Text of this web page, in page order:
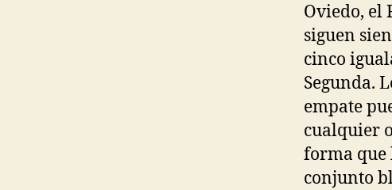
Oviedo, el
siguen
cinco
Segunda.
empate
cualquier
forma que
conjunto